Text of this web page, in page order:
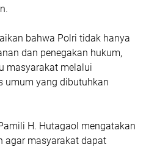
bahwa Polri tidak hanya
dan penegakan hukum,
masyarakat melalui
umum yang dibutuhkan
H. Hutagaol mengatakan
agar masyarakat dapat